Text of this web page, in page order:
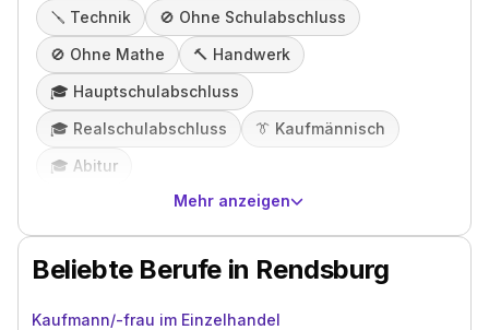
🪛 Technik 🚫 Ohne Schulabschluss
🚫 Ohne Mathe 🔨 Handwerk
🎓️ Hauptschulabschluss
🎓️ Realschulabschluss 👔 Kaufmännisch
🎓️ Abitur
Mehr anzeigen
Beliebte Berufe in Rendsburg
Kaufmann/-frau im Einzelhandel